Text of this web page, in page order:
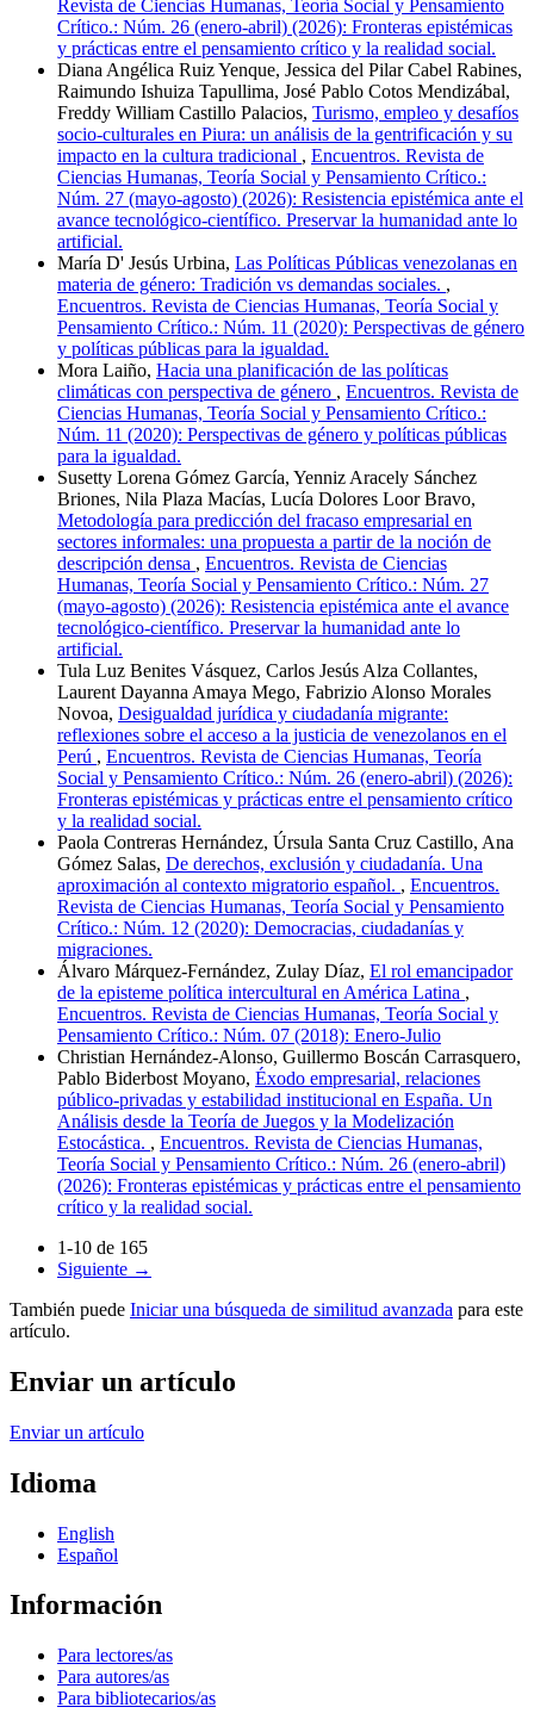
Revista de Ciencias Humanas, Teoría Social y Pensamiento
Crítico.: Núm. 26 (enero-abril) (2026): Fronteras epistémicas
y prácticas entre el pensamiento crítico y la realidad social.
Diana Angélica Ruiz Yenque, Jessica del Pilar Cabel Rabines,
Raimundo Ishuiza Tapullima, José Pablo Cotos Mendizábal,
Freddy William Castillo Palacios, Turismo, empleo y desafíos
socio-culturales en Piura: un análisis de la gentrificación y su
impacto en la cultura tradicional , Encuentros. Revista de
Ciencias Humanas, Teoría Social y Pensamiento Crítico.:
Núm. 27 (mayo-agosto) (2026): Resistencia epistémica ante el
avance tecnológico-científico. Preservar la humanidad ante lo
artificial.
María D' Jesús Urbina, Las Políticas Públicas venezolanas en
materia de género: Tradición vs demandas sociales. ,
Encuentros. Revista de Ciencias Humanas, Teoría Social y
Pensamiento Crítico.: Núm. 11 (2020): Perspectivas de género
y políticas públicas para la igualdad.
Mora Laiño, Hacia una planificación de las políticas
climáticas con perspectiva de género , Encuentros. Revista de
Ciencias Humanas, Teoría Social y Pensamiento Crítico.:
Núm. 11 (2020): Perspectivas de género y políticas públicas
para la igualdad.
Susetty Lorena Gómez García, Yenniz Aracely Sánchez
Briones, Nila Plaza Macías, Lucía Dolores Loor Bravo,
Metodología para predicción del fracaso empresarial en
sectores informales: una propuesta a partir de la noción de
descripción densa , Encuentros. Revista de Ciencias
Humanas, Teoría Social y Pensamiento Crítico.: Núm. 27
(mayo-agosto) (2026): Resistencia epistémica ante el avance
tecnológico-científico. Preservar la humanidad ante lo
artificial.
Tula Luz Benites Vásquez, Carlos Jesús Alza Collantes,
Laurent Dayanna Amaya Mego, Fabrizio Alonso Morales
Novoa, Desigualdad jurídica y ciudadanía migrante:
reflexiones sobre el acceso a la justicia de venezolanos en el
Perú , Encuentros. Revista de Ciencias Humanas, Teoría
Social y Pensamiento Crítico.: Núm. 26 (enero-abril) (2026):
Fronteras epistémicas y prácticas entre el pensamiento crítico
y la realidad social.
Paola Contreras Hernández, Úrsula Santa Cruz Castillo, Ana
Gómez Salas, De derechos, exclusión y ciudadanía. Una
aproximación al contexto migratorio español. , Encuentros.
Revista de Ciencias Humanas, Teoría Social y Pensamiento
Crítico.: Núm. 12 (2020): Democracias, ciudadanías y
migraciones.
Álvaro Márquez-Fernández, Zulay Díaz, El rol emancipador
de la episteme política intercultural en América Latina ,
Encuentros. Revista de Ciencias Humanas, Teoría Social y
Pensamiento Crítico.: Núm. 07 (2018): Enero-Julio
Christian Hernández-Alonso, Guillermo Boscán Carrasquero,
Pablo Biderbost Moyano, Éxodo empresarial, relaciones
público-privadas y estabilidad institucional en España. Un
Análisis desde la Teoría de Juegos y la Modelización
Estocástica. , Encuentros. Revista de Ciencias Humanas,
Teoría Social y Pensamiento Crítico.: Núm. 26 (enero-abril)
(2026): Fronteras epistémicas y prácticas entre el pensamiento
crítico y la realidad social.
1-10 de 165
Siguiente →
También puede Iniciar una búsqueda de similitud avanzada para este
artículo.
Enviar un artículo
Enviar un artículo
Idioma
English
Español
Información
Para lectores/as
Para autores/as
Para bibliotecarios/as